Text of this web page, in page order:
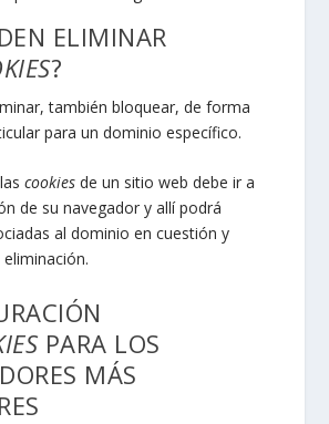
ELIMINAR
?
también bloquear, de forma
para un dominio específico.
lascookies de un sitio web debe ir a
de su navegador y allí podrá
al dominio en cuestión y
PARA LOS
MÁS